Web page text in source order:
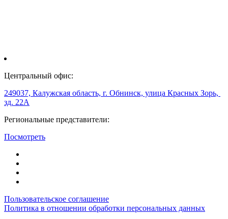
Центральный офис:
249037, Калужская область, г. Обнинск, улица Красных Зорь,
зд. 22А
Региональные представители:
Посмотреть
Пользовательское соглашение
Политика в отношении обработки персональных данных